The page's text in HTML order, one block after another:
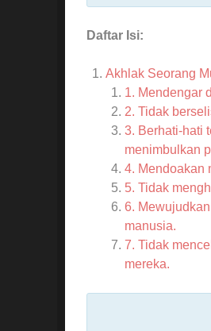
Daftar Isi:
Akhlak Seorang
1. Mendengar
2. Tidak
3. Berhati-hati
menimbulkan
4. Mendoakan
5. Tidak
6.
manusia.
7. Tidak
mereka.